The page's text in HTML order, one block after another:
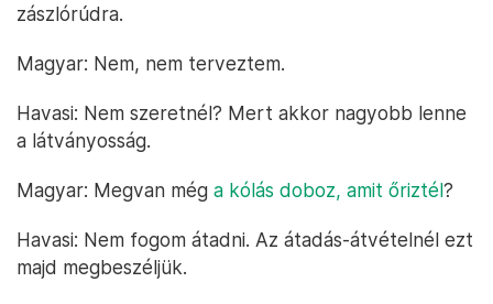
zászlórúdra.
Magyar: Nem, nem terveztem.
Havasi: Nem szeretnél? Mert akkor nagyobb lenne
a látványosság.
Magyar: Megvan még a kólás doboz, amit őriztél?
Havasi: Nem fogom átadni. Az átadás-átvételnél ezt
majd megbeszéljük.